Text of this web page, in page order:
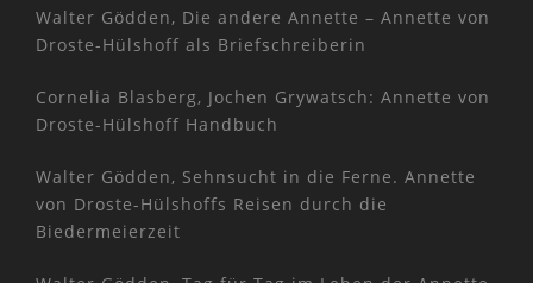
Walter Gödden, Die andere Annette – Annette von
Droste-Hülshoff als Briefschreiberin
Cornelia Blasberg, Jochen Grywatsch: Annette von
Droste-Hülshoff Handbuch
Walter Gödden, Sehnsucht in die Ferne. Annette
von Droste-Hülshoffs Reisen durch die
Biedermeierzeit